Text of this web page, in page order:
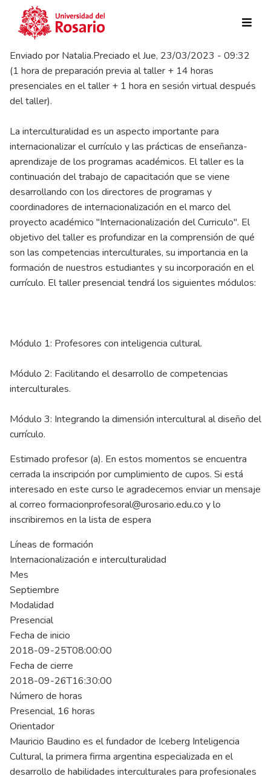
Pasar al contenido principal
Enviado por Natalia.Preciado elJue, 23/03/2023 - 09:32
(1 hora de preparación previa al taller + 14 horas
presenciales en el taller + 1 hora en sesión virtual después
del taller).
La interculturalidad es un aspecto importante para
internacionalizar el currículo y las prácticas de enseñanza-
aprendizaje de los programas académicos. El taller es la
continuación del trabajo de capacitación que se viene
desarrollando con los directores de programas y
coordinadores de internacionalización en el marco del
proyecto académico "Internacionalización del Curriculo". El
objetivo del taller es profundizar en la comprensión de qué
son las competencias interculturales, su importancia en la
formación de nuestros estudiantes y su incorporación en el
currículo. El taller presencial tendrá los siguientes módulos:
Módulo 1: Profesores con inteligencia cultural.
Módulo 2: Facilitando el desarrollo de competencias
interculturales.
Módulo 3: Integrando la dimensión intercultural al diseño del
currículo.
Estimado profesor (a). En estos momentos se encuentra
cerrada la inscripción por cumplimiento de cupos. Si está
interesado en este curso le agradecemos enviar un mensaje
al correo formacionprofesoral@urosario.edu.co y lo
inscribiremos en la lista de espera
Líneas de formación
Internacionalización e interculturalidad
Mes
Septiembre
Modalidad
Presencial
Fecha de inicio
2018-09-25T08:00:00
Fecha de cierre
2018-09-26T16:30:00
Número de horas
Presencial, 16 horas
Orientador
Mauricio Baudino es el fundador de Iceberg Inteligencia
Cultural, la primera firma argentina especializada en el
desarrollo de habilidades interculturales para profesionales